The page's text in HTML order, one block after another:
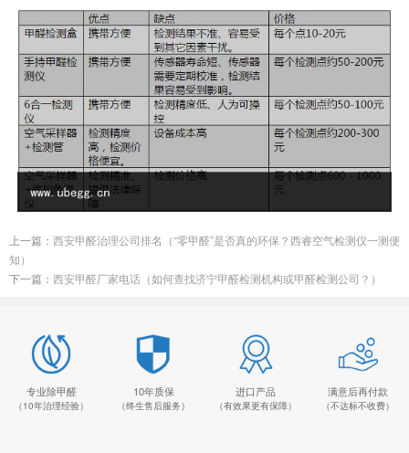
上一篇： 西安甲醛治理公司排名（“零甲醛”是否真的环保？西睿空气检测仪一测便
知）
下一篇： 西安甲醛厂家电话（如何查找济宁甲醛检测机构或甲醛检测公司？）
专业除甲醛
（10年治理经验）
10年质保
（终生售后服务）
进口产品
（有效果更有保障）
满意后再付款
（不达标不收费）